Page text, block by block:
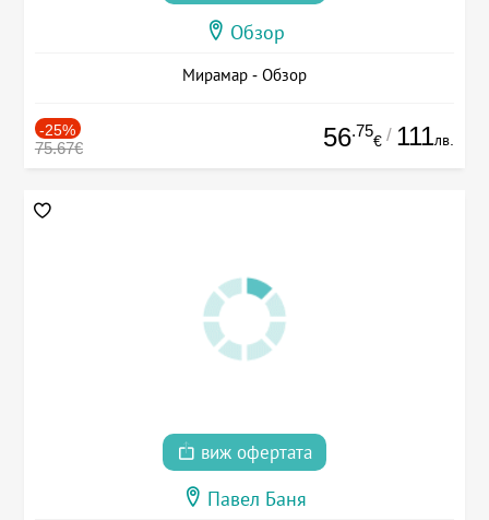
Обзор
Мирамар - Обзор
-25%
75.67€ 56.75
€ / 111лв.
виж офертата
Павел Баня